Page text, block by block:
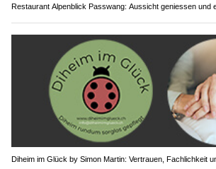
Restaurant Alpenblick Passwang: Aussicht geniessen und
Diheim im Glück by Simon Martin: Vertrauen, Fachlichkeit